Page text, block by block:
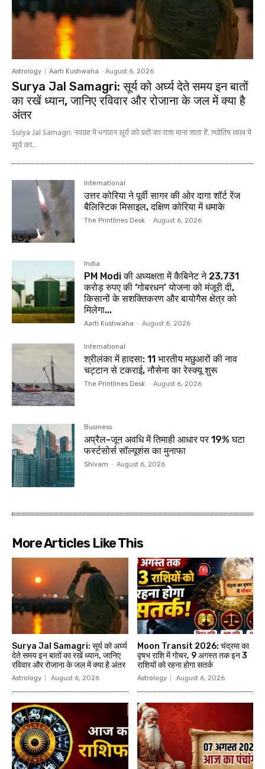
Astrology Aarti Kushwaha - August 6, 2026
Surya Jal Samagri: सूर्य को अर्घ्य देते समय इन बातों
का रखें ध्यान, जानिए रविवार और रोजाना के जल में क्या है
अंतर
Surya Jal Samagri: नवग्रह में भगवान सूर्य को ग्रहों का राजा माना जाता हैं. ज्योतिष शास्त्र में
सूर्य का...
International
उत्तर कोरिया ने पूर्वी सागर की ओर दागा शॉर्ट रेंज
बैलिस्टिक मिसाइल, दक्षिण कोरिया में धमाके
The Printlines Desk - August 6, 2026
India
PM Modi की अध्यक्षता में कैबिनेट ने 23,731
करोड़ रुपए की ‘गोबरधन’ योजना को मंजूरी दी,
किसानों के सशक्तिकरण और बायोगैस क्षेत्र को
मिलेगा...
Aarti Kushwaha - August 6, 2026
International
श्रीलंका में हादसा: 11 भारतीय मछुआरों की नाव
चट्टान से टकराई, नौसेना का रेस्क्यू शुरू
The Printlines Desk - August 6, 2026
Business
अप्रैल-जून अवधि में तिमाही आधार पर 19% घटा
फर्स्टसोर्स सॉल्यूशंस का मुनाफा
Shivam - August 6, 2026
More Articles Like This
Surya Jal Samagri: सूर्य को अर्घ्य
देते समय इन बातों का रखें ध्यान, जानिए
रविवार और रोजाना के जल में क्या है अंतर
Astrology August 6, 2026
Moon Transit 2026: चंद्रमा का
वृषभ राशि में गोचर, 9 अगस्त तक इन 3
राशियों को रहना होगा सतर्क
Astrology August 6, 2026